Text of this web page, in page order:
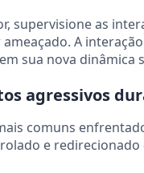
supervisione as
A
sua nova dinâmica
agressivos
comuns
e